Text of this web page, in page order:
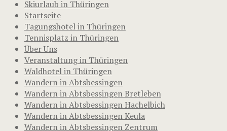
Skiurlaub in Thüringen
Startseite
Tagungshotel in Thüringen
Tennisplatz in Thüringen
Über Uns
Veranstaltung in Thüringen
Waldhotel in Thüringen
Wandern in Abtsbessingen
Wandern in Abtsbessingen Bretleben
Wandern in Abtsbessingen Hachelbich
Wandern in Abtsbessingen Keula
Wandern in Abtsbessingen Zentrum